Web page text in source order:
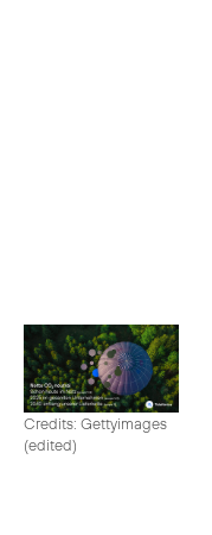
Credits: Gettyimages
(edited)